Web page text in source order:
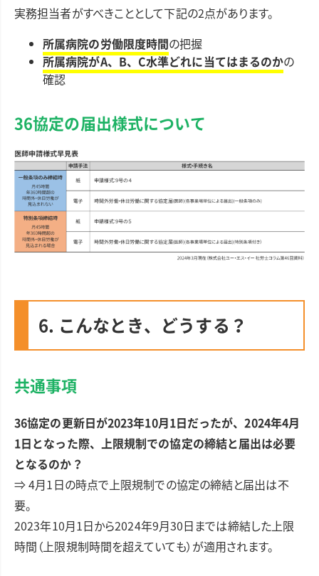
実務担当者がすべきこととして下記の2点があります。
所属病院の労働限度時間の把握
所属病院がA、B、C水準どれに当てはまるのかの
確認
36協定の届出様式について
6. こんなとき、どうする？
共通事項
36協定の更新日が2023年10月1日だったが、2024年4月
1日となった際、上限規制での協定の締結と届出は必要
となるのか？
⇒ 4月1日の時点で上限規制での協定の締結と届出は不
要。
2023年10月1日から2024年9月30日までは締結した上限
時間（上限規制時間を超えていても）が適用されます。